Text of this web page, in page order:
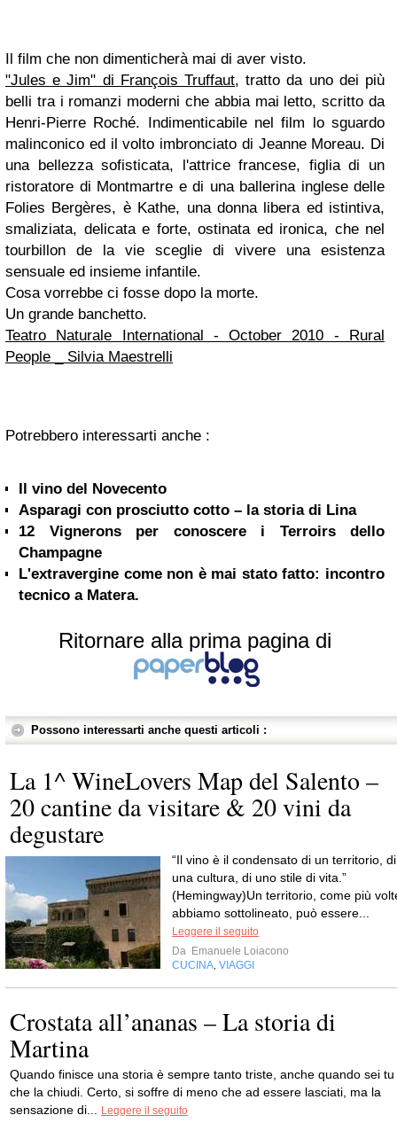
Il film che non dimenticherà mai di aver visto.
"Jules e Jim" di François Truffaut, tratto da uno dei più
belli tra i romanzi moderni che abbia mai letto, scritto da
Henri-Pierre Roché. Indimenticabile nel film lo sguardo
malinconico ed il volto imbronciato di Jeanne Moreau. Di
una bellezza sofisticata, l'attrice francese, figlia di un
ristoratore di Montmartre e di una ballerina inglese delle
Folies Bergères, è Kathe, una donna libera ed istintiva,
smaliziata, delicata e forte, ostinata ed ironica, che nel
tourbillon de la vie sceglie di vivere una esistenza
sensuale ed insieme infantile.
Cosa vorrebbe ci fosse dopo la morte.
Un grande banchetto.
Teatro Naturale International - October 2010 - Rural
People _ Silvia Maestrelli
Potrebbero interessarti anche :
Il vino del Novecento
Asparagi con prosciutto cotto – la storia di Lina
12 Vignerons per conoscere i Terroirs dello
Champagne
L'extravergine come non è mai stato fatto: incontro
tecnico a Matera.
Ritornare alla prima pagina di
Possono interessarti anche questi articoli :
La 1^ WineLovers Map del Salento –
20 cantine da visitare & 20 vini da
degustare
“Il vino è il condensato di un territorio, di
una cultura, di uno stile di vita.”
(Hemingway)Un territorio, come più
abbiamo sottolineato, può essere...
Leggere il seguito
Da Emanuele Loiacono
CUCINA VIAGGI
Crostata all’ananas – La storia di
Martina
Quando finisce una storia è sempre tanto triste, anche quando sei tu
che la chiudi. Certo, si soffre di meno che ad essere lasciati, ma la
sensazione di...
Leggere il seguito